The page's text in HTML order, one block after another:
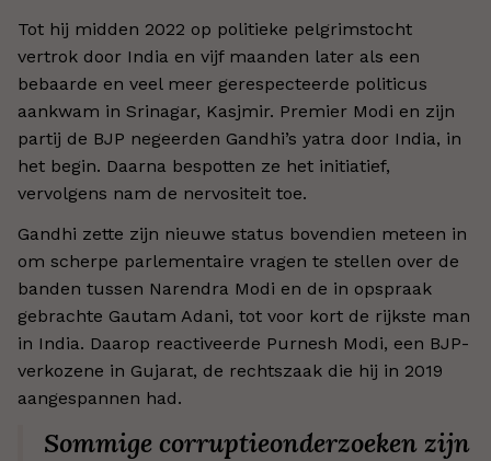
Tot hij midden 2022 op politieke pelgrimstocht
vertrok door India en vijf maanden later als een
bebaarde en veel meer gerespecteerde politicus
aankwam in Srinagar, Kasjmir. Premier Modi en zijn
partij de BJP negeerden Gandhi’s yatra door India, in
het begin. Daarna bespotten ze het initiatief,
vervolgens nam de nervositeit toe.
Gandhi zette zijn nieuwe status bovendien meteen in
om scherpe parlementaire vragen te stellen over de
banden tussen Narendra Modi en de in opspraak
gebrachte Gautam Adani, tot voor kort de rijkste man
in India. Daarop reactiveerde Purnesh Modi, een BJP-
verkozene in Gujarat, de rechtszaak die hij in 2019
aangespannen had.
Sommige corruptieonderzoeken zijn